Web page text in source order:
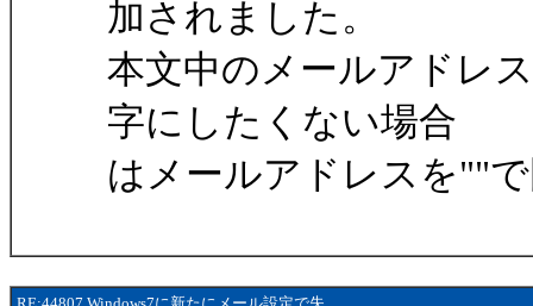
加されました。
本文中のメールアドレ
字にしたくない場合
はメールアドレスを""